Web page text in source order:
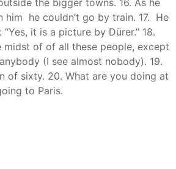
the bigger towns. 16. As he
him he couldn’t go by train. 17. He
it is a picture by Dürer.” 18.
midst of of all these people, except
(I see almost nobody). 19.
of sixty. 20. What are you doing at
to Paris.